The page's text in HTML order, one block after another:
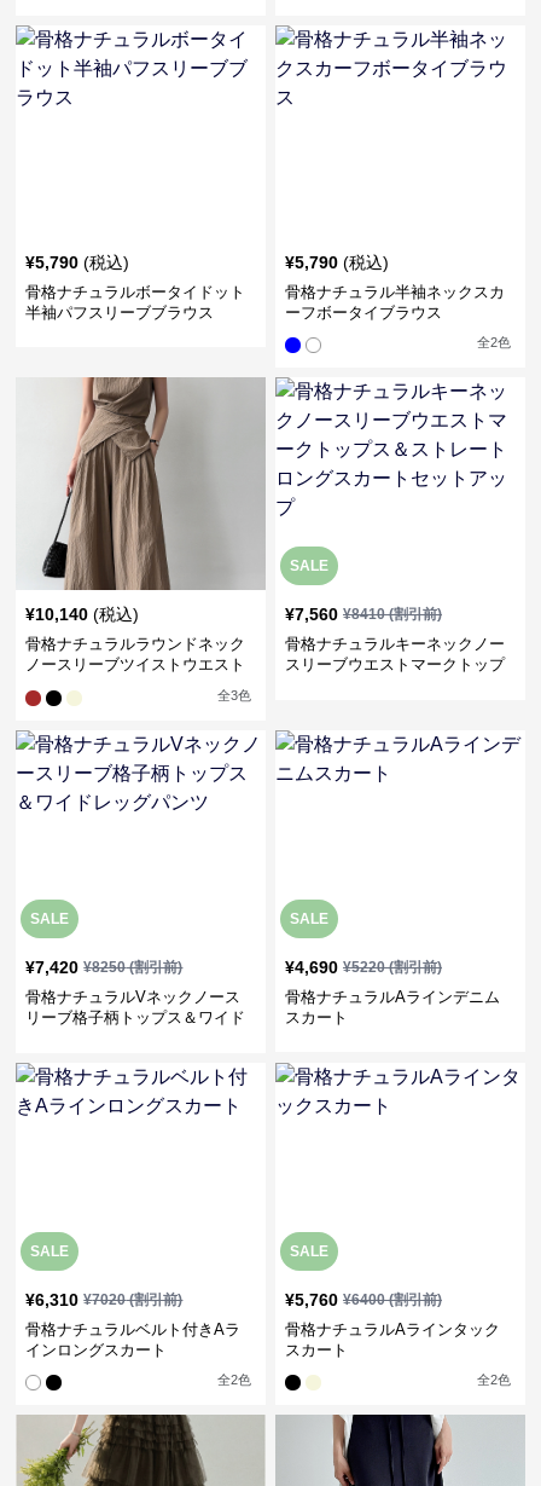
¥5,790 (税込)
骨格ナチュラルボータイドット
半袖パフスリーブブラウス
¥5,790 (税込)
骨格ナチュラル半袖ネックスカ
ーフボータイブラウス
全2色
¥10,140 (税込)
骨格ナチュラルラウンドネック
ノースリーブツイストウエスト
トップス＆パンツセットアップ
全3色
SALE
¥7,560 ¥8410(割引前)
骨格ナチュラルキーネックノー
スリーブウエストマークトップ
SALE
¥7,420 ¥8250(割引前)
骨格ナチュラルVネックノース
リーブ格子柄トップス＆ワイド
SALE
¥4,690 ¥5220(割引前)
骨格ナチュラルAラインデニム
スカート
SALE
¥6,310 ¥7020(割引前)
骨格ナチュラルベルト付きAラ
インロングスカート
全2色
SALE
¥5,760 ¥6400(割引前)
骨格ナチュラルAラインタック
スカート
全2色